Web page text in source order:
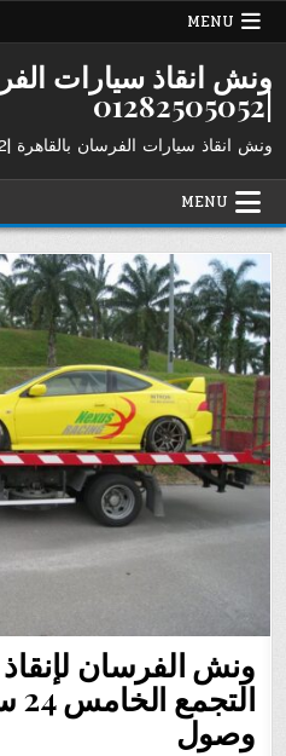
Skip
MENU
ونش انقاذ سيارات
|01282505052
ونش انقاذ سيارات الفرسان بالقاهرة |01282505052
MENU
ونش الفرسان
وصول